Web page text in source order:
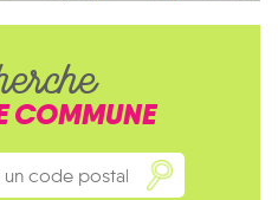
COMMUNE